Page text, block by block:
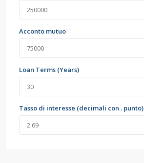
Acconto mutuo
Loan Terms (Years)
Tasso di interesse (decimali con . punto)